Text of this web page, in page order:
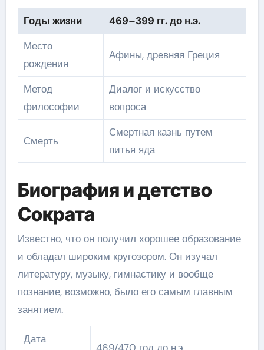
Годы жизни
469–399 гг. до н.э.
Место
рождения
Афины, древняя Греция
Метод
философии
Диалог и искусство
вопроса
Смерть
Смертная казнь путем
питья яда
Биография и детство
Сократа
Известно, что он получил хорошее образование
и обладал широким кругозором. Он изучал
литературу, музыку, гимнастику и вообще
познание, возможно, было его самым главным
занятием.
Дата